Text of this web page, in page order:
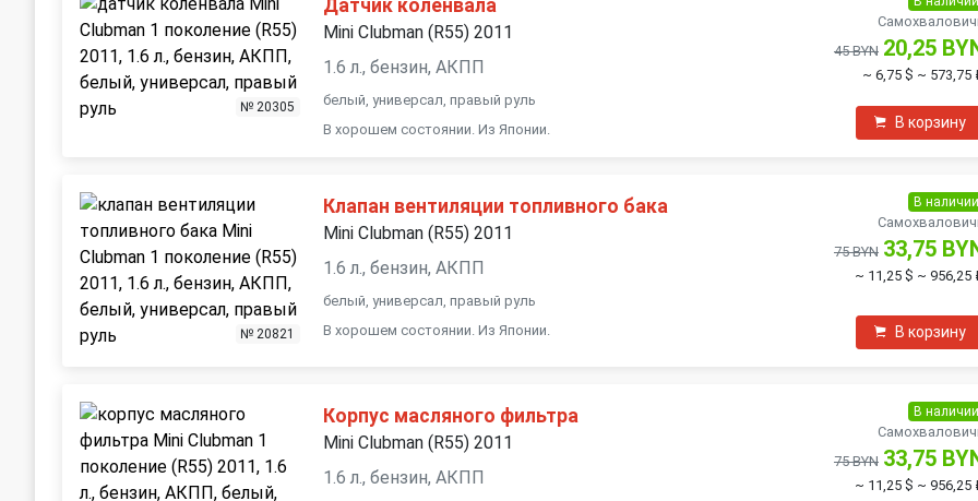
№ 20305
Датчик коленвала
Mini Clubman (R55) 2011
1.6 л., бензин, АКПП
белый, универсал, правый руль
В хорошем состоянии. Из Японии.
45 BYN 20,25
~ 6,75 $ ~ 573,75
В корзину
№ 20821
Клапан вентиляции топливного бака
Mini Clubman (R55) 2011
1.6 л., бензин, АКПП
белый, универсал, правый руль
В хорошем состоянии. Из Японии.
В наличии
75 BYN 33,75
~ 11,25 $ ~ 956,25
В корзину
Корпус масляного фильтра
Mini Clubman (R55) 2011
1.6 л., бензин, АКПП
В наличии
75 BYN 33,75
~ 11,25 $ ~ 956,25